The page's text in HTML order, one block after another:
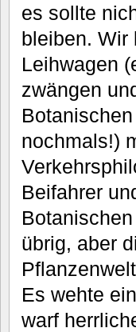
es sollte
bleiben. Wir
Leihwagen
zwängen
nochmals!)
Beifahrer
übrig, aber
Es wehte
warf